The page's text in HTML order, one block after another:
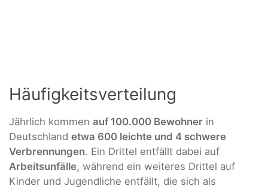
Häufigkeitsverteilung
Jährlich kommen auf 100.000 Bewohner in
Deutschland etwa 600 leichte und 4 schwere
Verbrennungen. Ein Drittel entfällt dabei auf
Arbeitsunfälle, während ein weiteres Drittel auf
Kinder und Jugendliche entfällt, die sich als